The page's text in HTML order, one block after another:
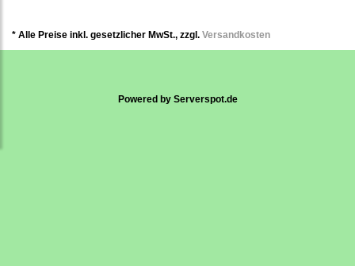
* Alle Preise inkl. gesetzlicher MwSt., zzgl. Versandkosten
Powered by Serverspot.de